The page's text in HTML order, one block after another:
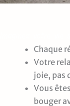
Chaque
Votre
joie, pas
Vous
bouger